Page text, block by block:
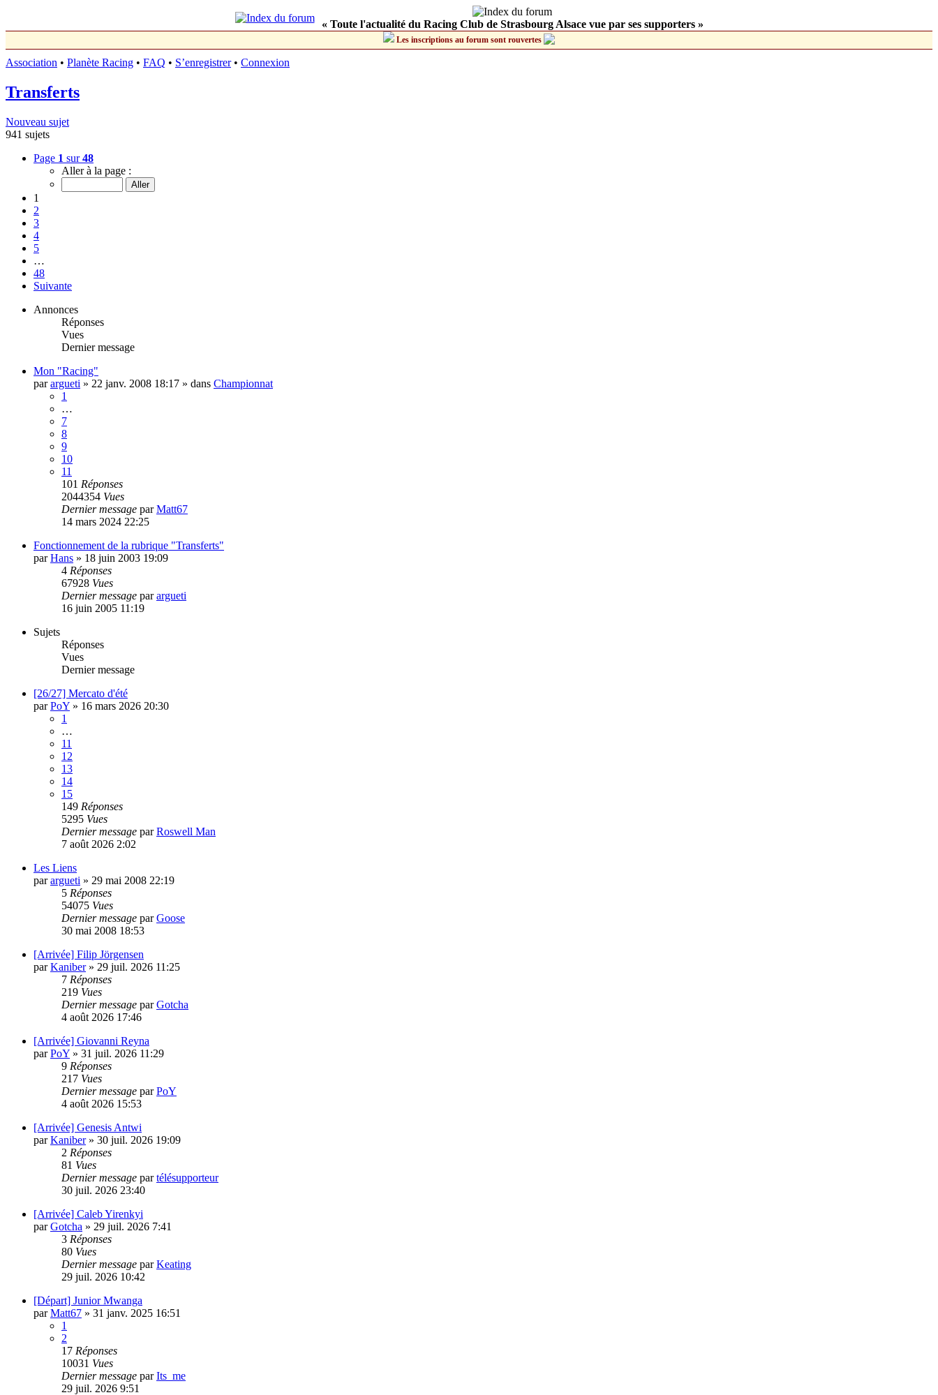
« Toute l'actualité du Racing Club de Strasbourg Alsace vue par ses supporters »
Les inscriptions au forum sont rouvertes
Association • Planète Racing • FAQ • S’enregistrer• Connexion
Transferts
Nouveau sujet
941 sujets
Page 1 sur48
Aller à la page :
1
2
3
4
5
…
48
Suivante
Annonces
Réponses
Vues
Dernier message
Mon "Racing"
parargueti » 22 janv. 2008 18:17 » dans Championnat
1
…
7
8
9
10
11
101 Réponses
2044354 Vues
Dernier message parMatt67
14 mars 2024 22:25
Fonctionnement de la rubrique "Transferts"
parHans » 18 juin 2003 19:09
4 Réponses
67928 Vues
Dernier message parargueti
16 juin 2005 11:19
Sujets
Réponses
Vues
Dernier message
[26/27] Mercato d'été
parPoY » 16 mars 2026 20:30
1
…
11
12
13
14
15
149 Réponses
5295 Vues
Dernier message parRoswell Man
7 août 2026 2:02
Les Liens
parargueti » 29 mai 2008 22:19
5 Réponses
54075 Vues
Dernier message parGoose
30 mai 2008 18:53
[Arrivée] Filip Jörgensen
parKaniber» 29 juil. 2026 11:25
7 Réponses
219 Vues
Dernier message parGotcha
4 août 2026 17:46
[Arrivée] Giovanni Reyna
parPoY » 31 juil. 2026 11:29
9 Réponses
217 Vues
Dernier message parPoY
4 août 2026 15:53
[Arrivée] Genesis Antwi
parKaniber» 30 juil. 2026 19:09
2 Réponses
81 Vues
Dernier message partélésupporteur
30 juil. 2026 23:40
[Arrivée] Caleb Yirenkyi
parGotcha » 29 juil. 2026 7:41
3 Réponses
80 Vues
Dernier message parKeating
29 juil. 2026 10:42
[Départ] Junior Mwanga
parMatt67 » 31 janv. 2025 16:51
1
2
17 Réponses
10031 Vues
Dernier message parIts_me
29 juil. 2026 9:51